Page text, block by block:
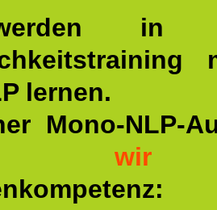
in
lernen.
Mono-NLP-
wir